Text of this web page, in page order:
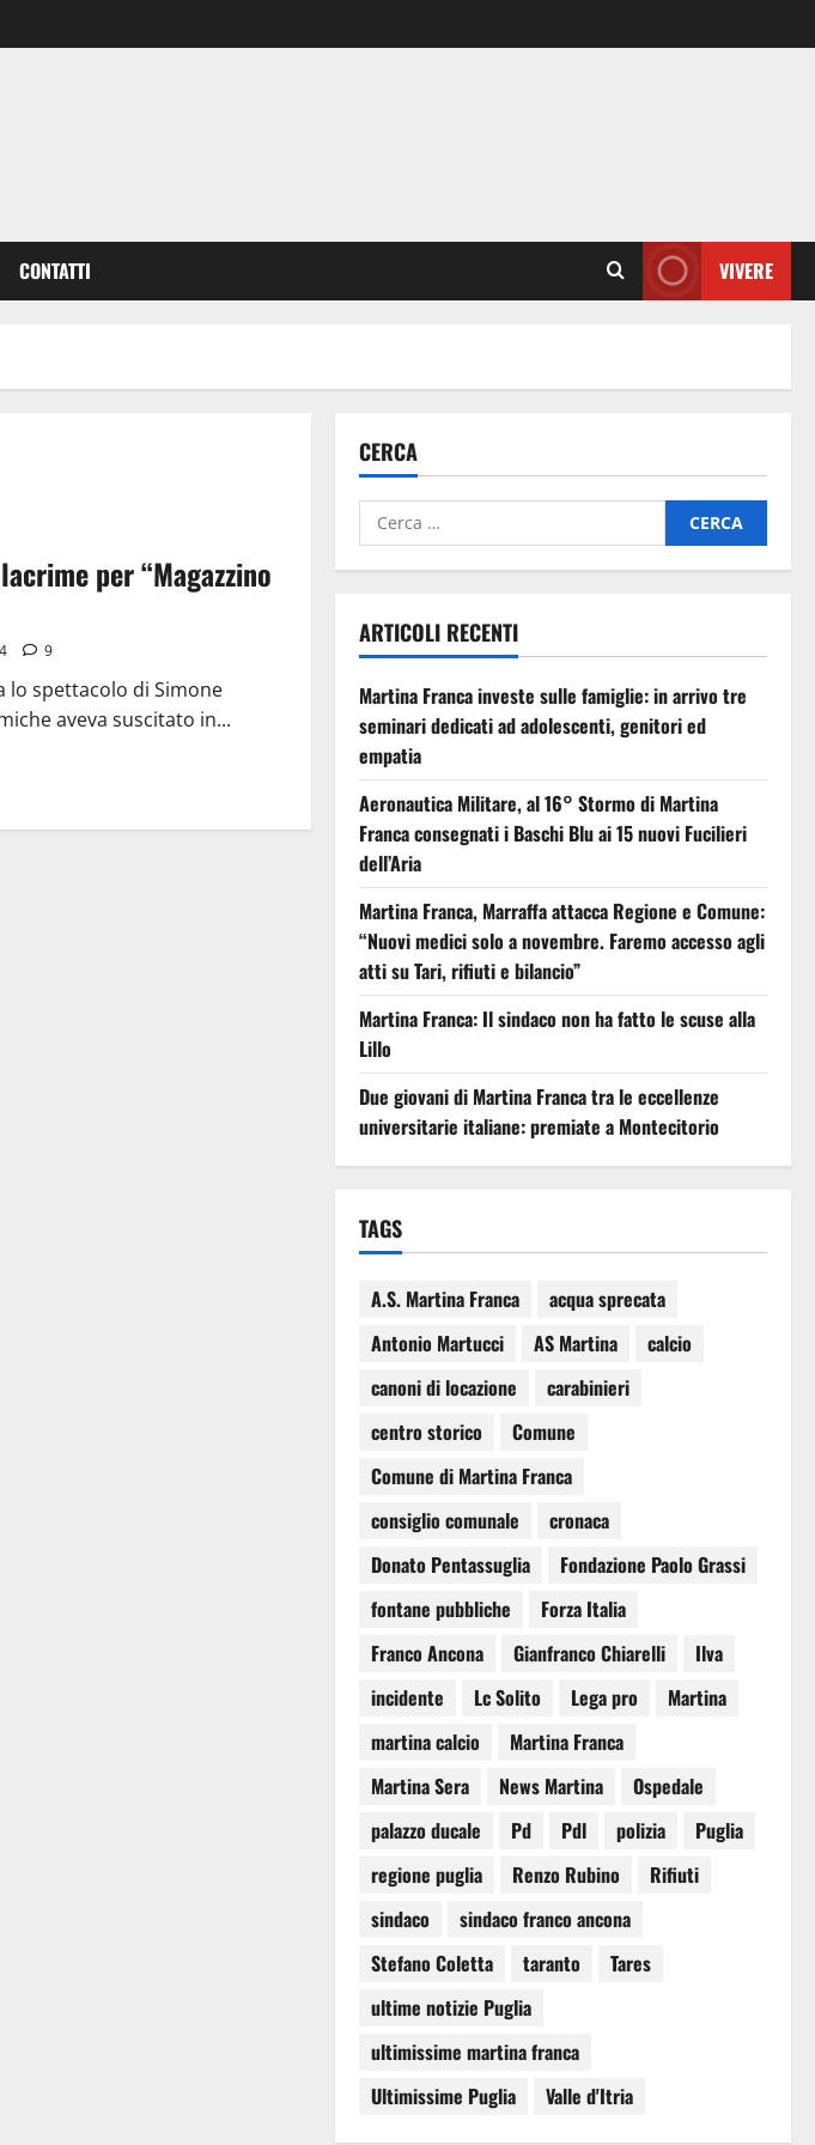
CONTATTI VIVERE
per “Magazzino
9
lo spettacolo di Simone
aveva suscitato in...
CERCA
ARTICOLI RECENTI
Martina Franca investe sulle famiglie: in arrivo tre
seminari dedicati ad adolescenti, genitori ed
empatia
Aeronautica Militare, al 16° Stormo di Martina
Franca consegnati i Baschi Blu ai 15 nuovi Fucilieri
dell’Aria
Martina Franca, Marraffa attacca Regione e Comune:
“Nuovi medici solo a novembre. Faremo accesso agli
atti su Tari, rifiuti e bilancio”
Martina Franca: Il sindaco non ha fatto le scuse alla
Lillo
Due giovani di Martina Franca tra le eccellenze
universitarie italiane: premiate a Montecitorio
TAGS
A.S. Martina Franca
acqua sprecata
Antonio Martucci
AS Martina
calcio
canoni di locazione
carabinieri
centro storico
Comune
Comune di Martina Franca
consiglio comunale
cronaca
Donato Pentassuglia
Fondazione Paolo Grassi
fontane pubbliche
Forza Italia
Franco Ancona
Gianfranco Chiarelli
Ilva
incidente
Lc Solito Lega pro
Martina
martina calcio
Martina Franca
Martina Sera
News Martina
Ospedale
palazzo ducale
Pd Pdl polizia
Puglia
regione puglia
Renzo Rubino
Rifiuti
sindaco
sindaco franco ancona
Stefano Coletta
taranto
Tares
ultime notizie Puglia
ultimissime martina franca
Ultimissime Puglia
Valle d'Itria